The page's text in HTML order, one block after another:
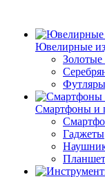
Ювелирные
Золотые
Смартфоны и
Гаджеты